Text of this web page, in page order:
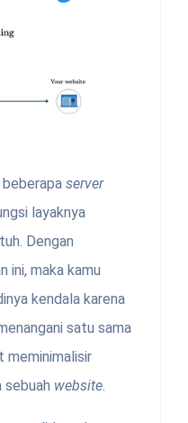
beberapa server
layaknya
Dengan
ini, maka kamu
kendala karena
satu sama
meminimalisir
sebuah website.